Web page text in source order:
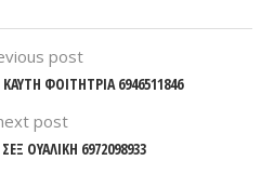
post
ΦΟΙΤΗΤΡΙΑ 6946511846
post
ΟΥΑΛΙΚΗ 6972098933